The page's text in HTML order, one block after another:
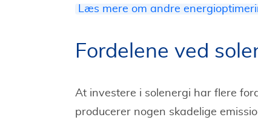
Læs mere om andre
Fordelene ved
At investere i solenergi har flere
producerer nogen skadelige